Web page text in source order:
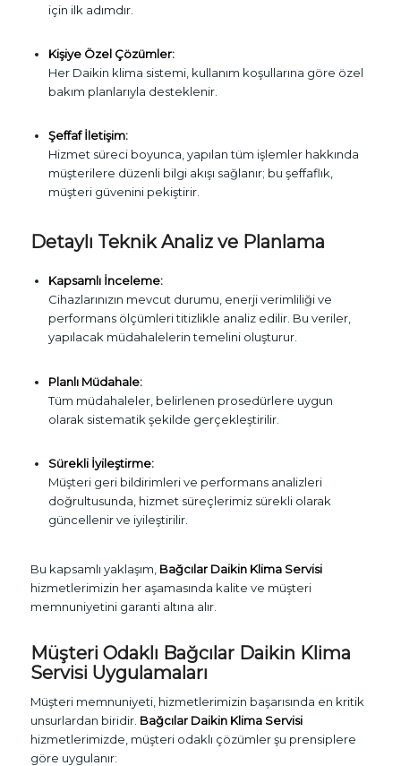
için ilk adımdır.
Kişiye Özel Çözümler:
Her Daikin klima sistemi, kullanım koşullarına göre özel
bakım planlarıyla desteklenir.
Şeffaf İletişim:
Hizmet süreci boyunca, yapılan tüm işlemler hakkında
müşterilere düzenli bilgi akışı sağlanır; bu şeffaflık,
müşteri güvenini pekiştirir.
Detaylı Teknik Analiz ve Planlama
Kapsamlı İnceleme:
Cihazlarınızın mevcut durumu, enerji verimliliği ve
performans ölçümleri titizlikle analiz edilir. Bu veriler,
yapılacak müdahalelerin temelini oluşturur.
Planlı Müdahale:
Tüm müdahaleler, belirlenen prosedürlere uygun
olarak sistematik şekilde gerçekleştirilir.
Sürekli İyileştirme:
Müşteri geri bildirimleri ve performans analizleri
doğrultusunda, hizmet süreçlerimiz sürekli olarak
güncellenir ve iyileştirilir.
Bu kapsamlı yaklaşım, Bağcılar Daikin Klima Servisi
hizmetlerimizin her aşamasında kalite ve müşteri
memnuniyetini garanti altına alır.
Müşteri Odaklı Bağcılar Daikin Klima
Servisi Uygulamaları
Müşteri memnuniyeti, hizmetlerimizin başarısında en kritik
unsurlardan biridir. Bağcılar Daikin Klima Servisi
hizmetlerimizde, müşteri odaklı çözümler şu prensiplere
göre uygulanır: